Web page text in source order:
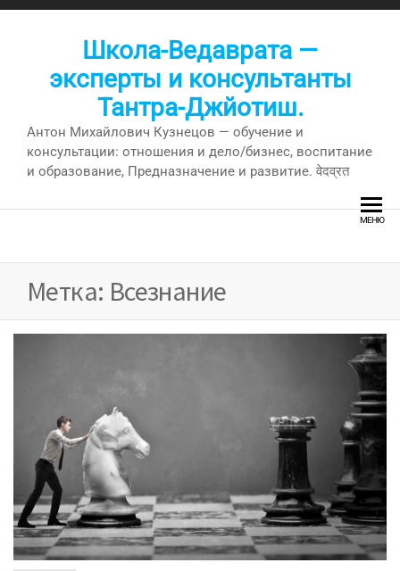
Перейти
Школа-Ведаврата —
эксперты и консультанты
Тантра-Джйотиш.
Антон Михайлович Кузнецов — обучение и
консультации: отношения и дело/бизнес, воспитание
и образование, Предназначение и развитие. वेदव्रत
МЕНЮ
Метка: Всезнание